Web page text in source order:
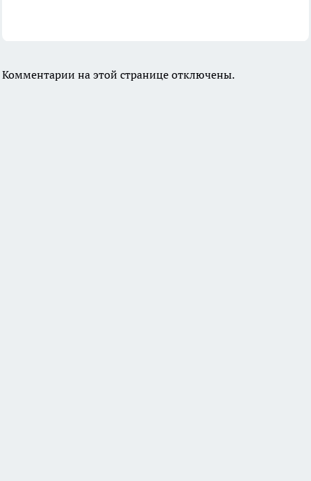
Комментарии на этой странице отключены.